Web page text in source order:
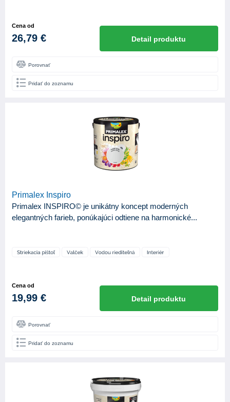
Cena od
26,79 € Detail produktu
Porovnať
Pridať do zoznamu
Primalex Inspiro
Primalex INSPIRO© je unikátny koncept moderných
elegantných farieb, ponúkajúci odtiene na harmonické...
Cena od
19,99 € Detail produktu
Porovnať
Pridať do zoznamu